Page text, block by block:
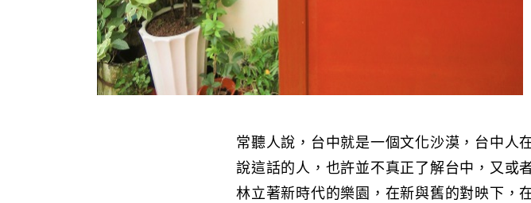
常聽人說，台中就是一個文化沙漠，台中人
說這話的人，也許並不真正了解台中，又或
林立著新時代的樂園，在新與舊的對映下，